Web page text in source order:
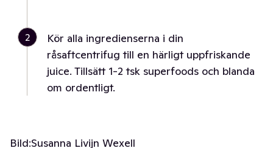
2
Kör alla ingredienserna i din
råsaftcentrifug till en härligt uppfriskande
juice. Tillsätt 1-2 tsk superfoods och blanda
om ordentligt.
Bild:Susanna Livijn Wexell